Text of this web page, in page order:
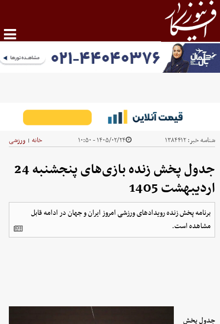
شناسه خبر:۱۳۸۴۴۱۲ ۱۴۰۵/۰۲/۲۴ - ۱۰:۵۰ خانه | ورزشی
جدول پخش زنده بازی‌های پنجشنبه 24
اردیبهشت 1405
برنامه پخش زنده رویدادهای ورزشی امروز ایران و جهان در ادامه قابل
مشاهده است.
جدول پخش